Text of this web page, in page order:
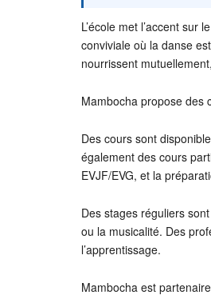
L’école met l’accent
conviviale où la danse
nourrissent
Mambocha propose des
Des cours sont
également des cours
EVJF/EVG, et la
Des stages réguliers
ou la musicalité. Des
l’apprentissage.
Mambocha est